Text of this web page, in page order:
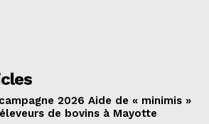
2026 Aide de « minimis »
de bovins à Mayotte